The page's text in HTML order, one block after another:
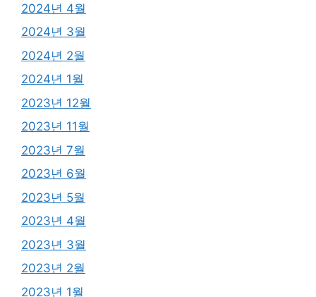
2024년 4월
2024년 3월
2024년 2월
2024년 1월
2023년 12월
2023년 11월
2023년 7월
2023년 6월
2023년 5월
2023년 4월
2023년 3월
2023년 2월
2023년 1월